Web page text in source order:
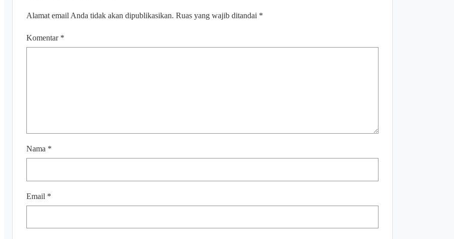
Alamat email Anda tidak akan dipublikasikan. Ruas yang wajib ditandai *
Komentar *
Nama *
Email *